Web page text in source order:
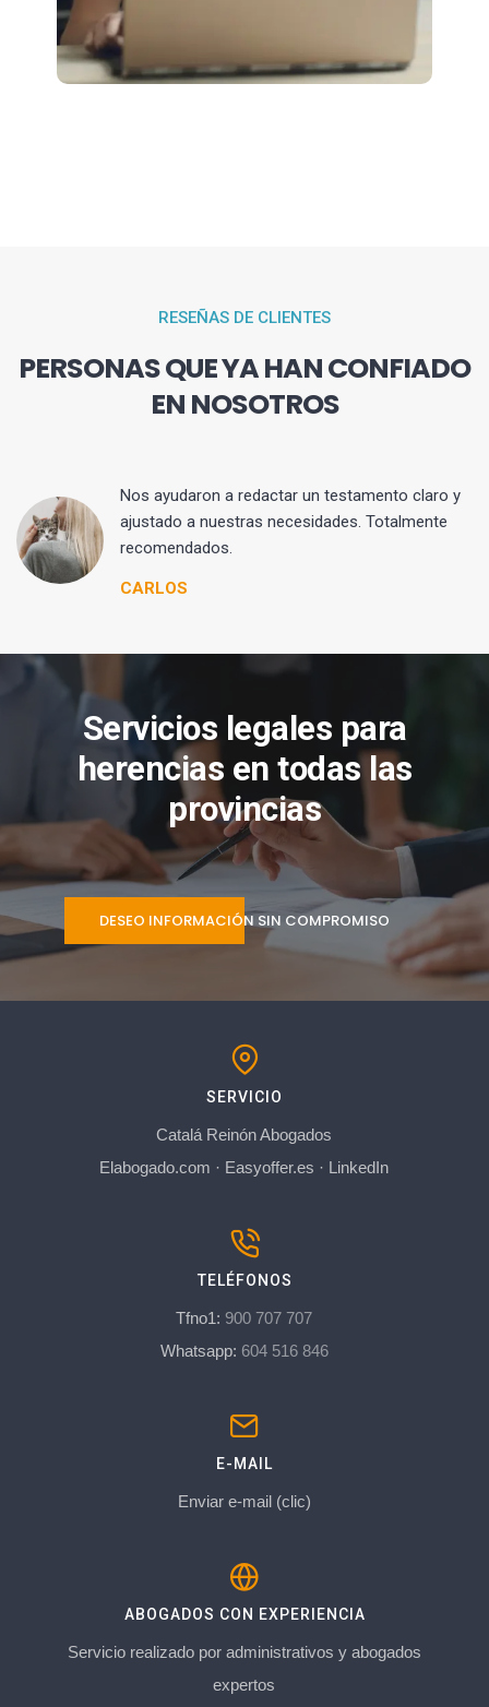
RESEÑAS DE CLIENTES
PERSONAS QUE YA HAN CONFIADO
EN NOSOTROS
Nos ayudaron a redactar un testamento claro y
ajustado a nuestras necesidades. Totalmente
recomendados.
CARLOS
Servicios legales para
herencias en todas las
provincias
DESEO INFORMACIÓN SIN COMPROMISO
SERVICIO
Catalá Reinón Abogados
Elabogado.com · Easyoffer.es · LinkedIn
TELÉFONOS
Tfno1: 900 707 707
Whatsapp: 604 516 846
E-MAIL
Enviar e-mail (clic)
ABOGADOS CON EXPERIENCIA
Servicio realizado por administrativos y abogados
expertos